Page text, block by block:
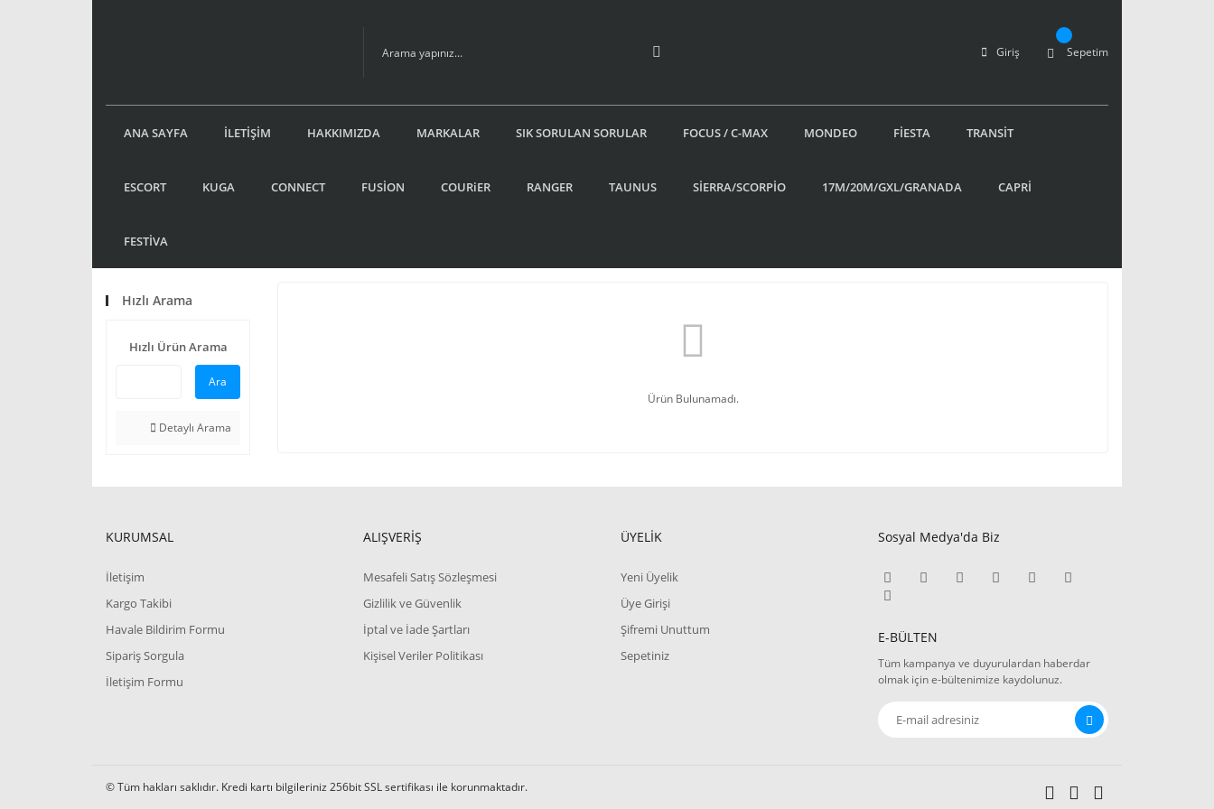
Giriş Sepetim
ANA SAYFA İLETİŞİM HAKKIMIZDA MARKALAR SIK SORULAN SORULAR FOCUS / C-MAX MONDEO FİESTA TRANSİT
ESCORT KUGA CONNECT FUSİON COURiER RANGER TAUNUS SİERRA/SCORPİO 17M/20M/GXL/GRANADA CAPRİ
FESTİVA
Hızlı Arama
Hızlı Ürün Arama
Ara
Detaylı Arama
Ürün Bulunamadı.
KURUMSAL
İletişim
Kargo Takibi
Havale Bildirim Formu
Sipariş Sorgula
İletişim Formu
ALIŞVERİŞ
Mesafeli Satış Sözleşmesi
Gizlilik ve Güvenlik
İptal ve İade Şartları
Kişisel Veriler Politikası
ÜYELİK
Yeni Üyelik
Üye Girişi
Şifremi Unuttum
Sepetiniz
Sosyal Medya'da Biz
E-BÜLTEN
Tüm kampanya ve duyurulardan haberdar
olmak için e-bültenimize kaydolunuz.
© Tüm hakları saklıdır. Kredi kartı bilgileriniz 256bit SSL sertifikası ile korunmaktadır.